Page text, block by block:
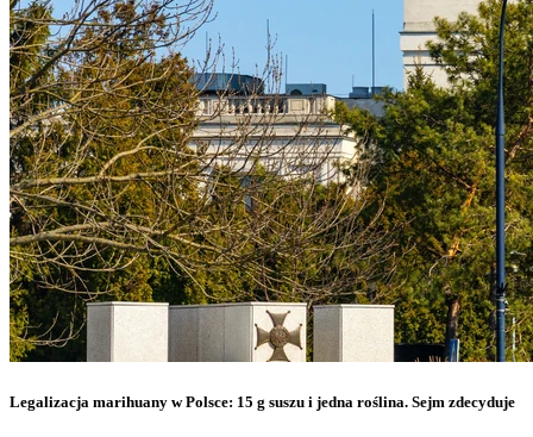
Legalizacja marihuany w Polsce: 15 g suszu i jedna roślina. Sejm zdecyduje